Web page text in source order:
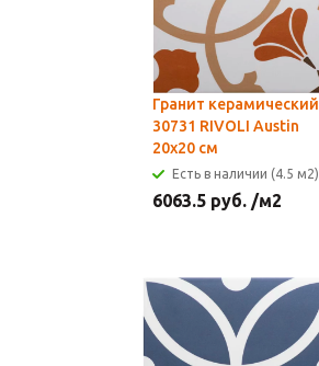
Гранит керамический
30731 RIVOLI Austin
20x20 см
Есть в наличии (4.5 м2)
6063.5 руб. /м2